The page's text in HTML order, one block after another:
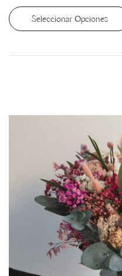
Seleccionar Opciones